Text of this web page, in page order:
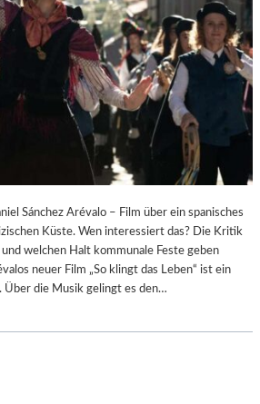
Sánchez Arévalo – Film über ein spanisches
Küste. Wen interessiert das? Die Kritik
welchen Halt kommunale Feste geben
neuer Film „So klingt das Leben“ ist ein
Über die Musik gelingt es den…